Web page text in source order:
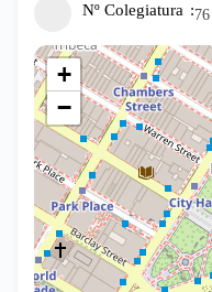
Nº Colegiatura 76
+
−